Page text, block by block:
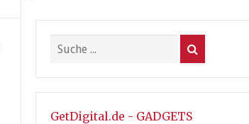
GetDigital.de - GADGETS